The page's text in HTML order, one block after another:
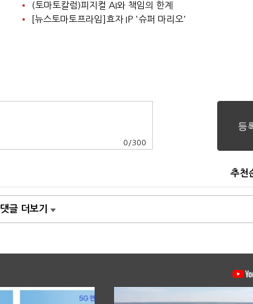
(토마토칼럼)피지컬 AI와 책임의 한계
[뉴스토마토프라임]효자 IP '슈퍼 마리오'
0 /300
추천
댓글 더보기